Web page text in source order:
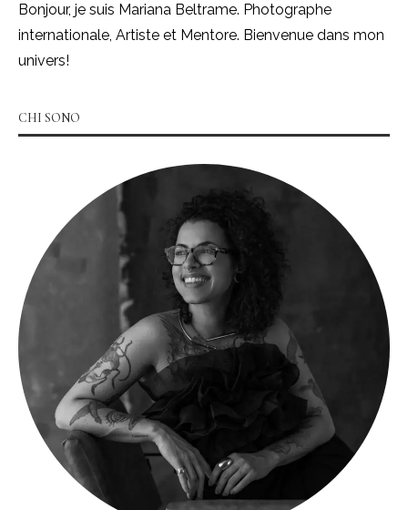
Bonjour, je suis Mariana Beltrame. Photographe
internationale, Artiste et Mentore. Bienvenue dans mon
univers!
CHI SONO